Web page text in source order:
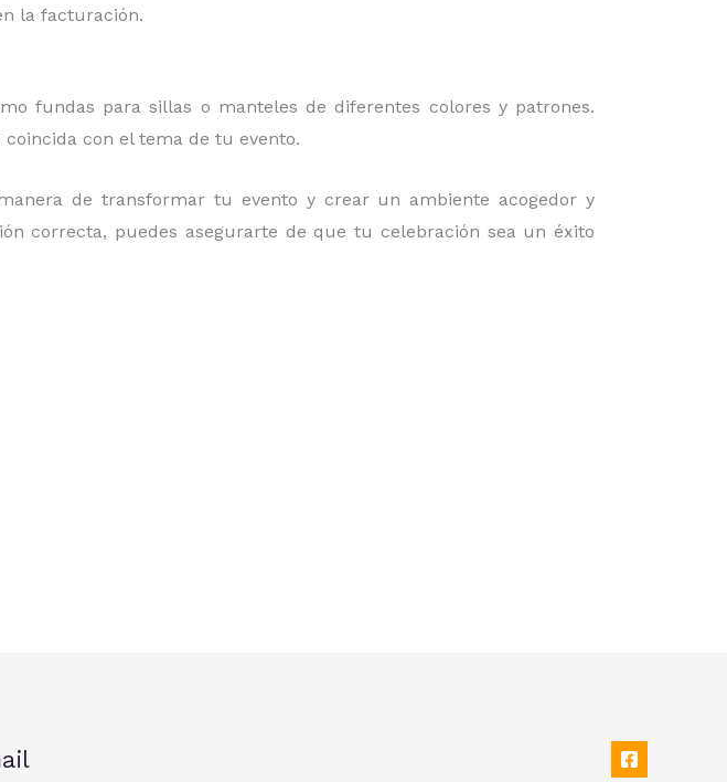
la facturación.
fundas para sillas o manteles de diferentes colores y patrones.
con el tema de tu evento.
de transformar tu evento y crear un ambiente acogedor y
correcta, puedes asegurarte de que tu celebración sea un éxito